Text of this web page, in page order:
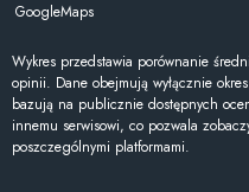
GoogleMaps
Wykres przedstawia porównanie
opinii. Dane obejmują wyłącznie
bazują na publicznie dostępnych
innemu serwisowi, co pozwala
poszczególnymi platformami.